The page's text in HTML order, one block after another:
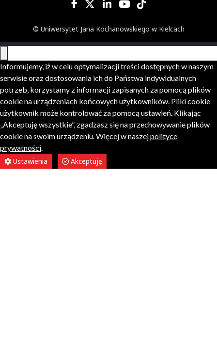
© Uniwersytet Jana Kochanowskiego w Kielcach
Informujemy, iż w celu optymalizacji treści dostępnych w naszym
serwisie oraz dostosowania ich do Państwa indywidualnych
potrzeb, korzystamy z informacji zapisanych za pomocą plików
cookie na urządzeniach końcowych użytkowników. Pliki cookie
użytkownik może kontrolować za pomocą ustawień. Klikając
„Akceptuję wszystkie”, zgadzasz się na przechowywanie plików
cookie na swoim urządzeniu. Więcej w naszejpolityce
prywatności.
Ustawienia
Akceptuję